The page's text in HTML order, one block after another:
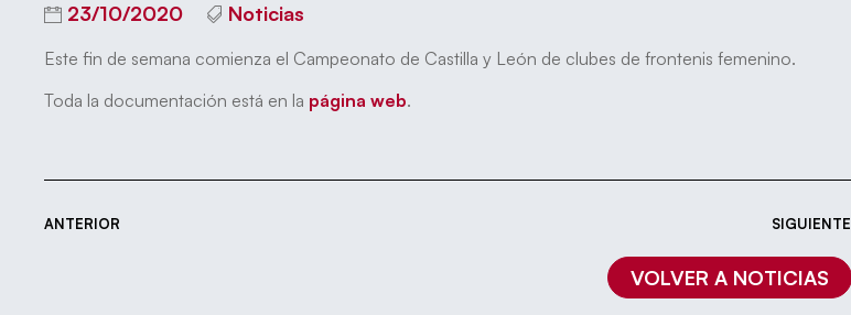
23/10/2020 Noticias
Este fin de semana comienza el Campeonato de Castilla y León de clubes de frontenis femenino.
Toda la documentación está en la página web.
ANTERIOR SIGUIENTE
VOLVER A NOTICIAS